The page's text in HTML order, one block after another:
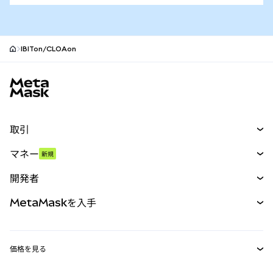
IBITon/CLOAon
取引
パーペチュアル
RWA
マネー 新規
開発者
MetaMaskを入手
価格を見る